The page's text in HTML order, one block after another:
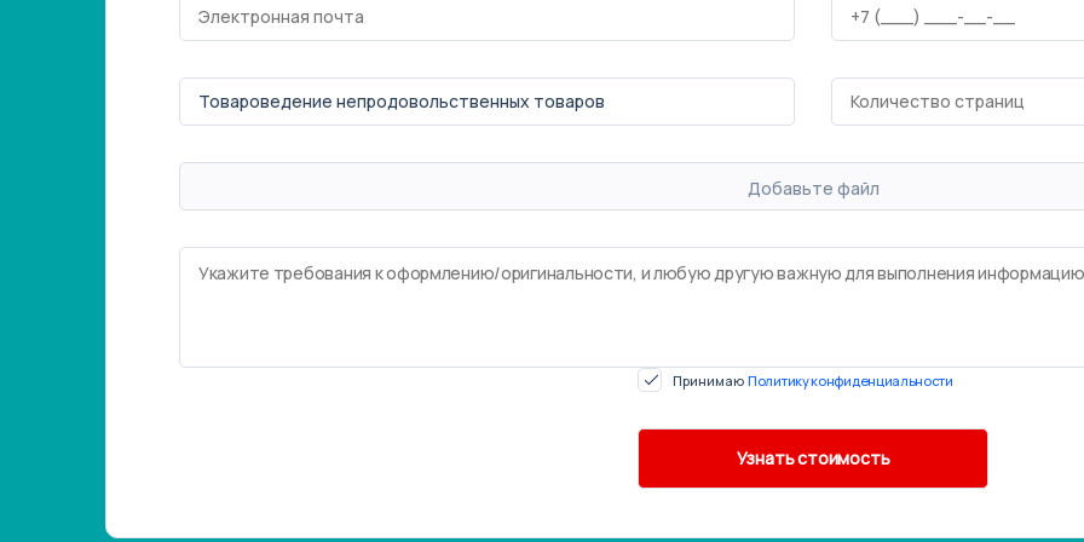
Добавьте файл
Принимаю Политику конфиденциальности